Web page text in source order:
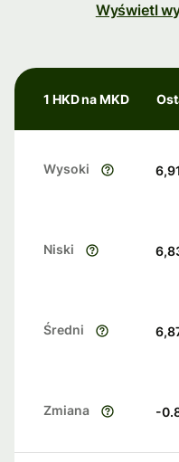
Wyświetl
1 HKD na MKD
Wysoki
Niski
Średni
Zmiana -